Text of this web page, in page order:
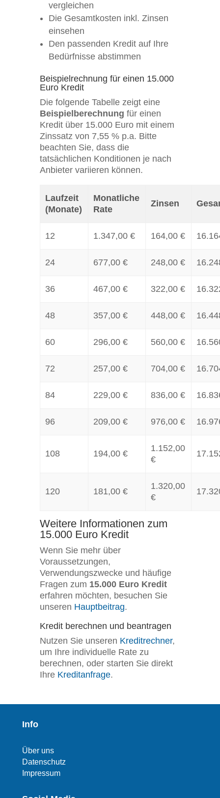
vergleichen
Die Gesamtkosten inkl. Zinsen
einsehen
Den passenden Kredit auf Ihre
Bedürfnisse abstimmen
Beispielrechnung für einen 15.000
Euro Kredit
Die folgende Tabelle zeigt eine
Beispielberechnung für einen
Kredit über 15.000 Euro mit einem
Zinssatz von 7,55 % p.a. Bitte
beachten Sie, dass die
tatsächlichen Konditionen je nach
Anbieter variieren können.
Laufzeit
(Monate)
Monatliche
Rate
Zinsen
12 1.347,00 € 164,00 €
24 677,00 € 248,00 €
36 467,00 € 322,00 €
48 357,00 € 448,00 €
60 296,00 € 560,00 €
72 257,00 € 704,00 €
84 229,00 € 836,00 €
96 209,00 € 976,00 €
108 194,00 €
1.152,00
€
120 181,00 €
1.320,00
€
Weitere Informationen zum
15.000 Euro Kredit
Wenn Sie mehr über
Voraussetzungen,
Verwendungszwecke und häufige
Fragen zum 15.000 Euro Kredit
erfahren möchten, besuchen Sie
unseren Hauptbeitrag.
Kredit berechnen und beantragen
Nutzen Sie unseren Kreditrechner,
um Ihre individuelle Rate zu
berechnen, oder starten Sie direkt
Ihre Kreditanfrage.
Info
Über uns
Datenschutz
Impressum